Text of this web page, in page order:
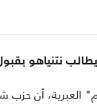
نتنياهو
العبرية، أن حزب